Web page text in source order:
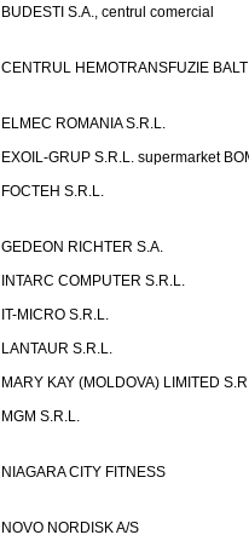
BUDESTI S.A., centrul comercial
CENTRUL HEMOTRANSFUZIE
ELMEC ROMANIA S.R.L.
EXOIL-GRUP S.R.L. supermarket
FOCTEH S.R.L.
GEDEON RICHTER S.A.
INTARC COMPUTER S.R.L.
IT-MICRO S.R.L.
LANTAUR S.R.L.
MARY KAY (MOLDOVA) LIMITED
MGM S.R.L.
NIAGARA CITY FITNESS
NOVO NORDISK A/S